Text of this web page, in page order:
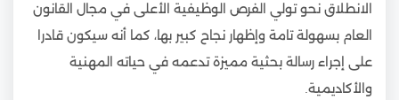
الانطلاق نحو تولي الفرص الوظيفية الأعلى في مجال القانون
العام بسهولة تامة وإظهار نجاح كبير بها، كما أنه سيكون قادرا
على إجراء رسالة بحثية مميزة تدعمه في حياته المهنية
والأكاديمية.